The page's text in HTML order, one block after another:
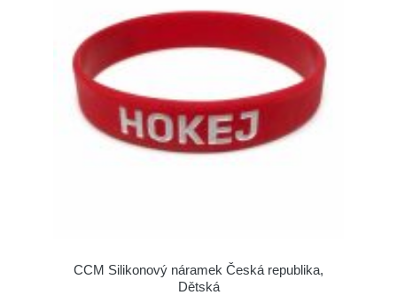
CCM Silikonový náramek Česká republika,
Dětská